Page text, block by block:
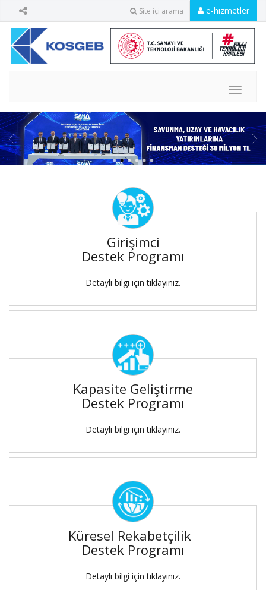
Site içi arama e-hizmetler
MENU
Girişimci
Destek Programı
Detaylı bilgi için tıklayınız.
Kapasite Geliştirme
Destek Programı
Detaylı bilgi için tıklayınız.
Küresel Rekabetçilik
Destek Programı
Detaylı bilgi için tıklayınız.